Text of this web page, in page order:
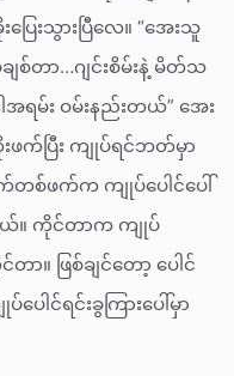
ြေးသွားပြီလေ။ “အေးသူ
တာ…ဂျင်းစိမ်းနဲ့ မိတ်သ
ရမ်း ဝမ်းနည်းတယ်” အေး
က်ပြီး ကျုပ်ရင်ဘတ်မှာ
စ်ဖက်က ကျုပ်ပေါင်ပေါ်
။ ကိုင်တာက ကျုပ်
။ ဖြစ်ချင်တော့ ပေါင်
ါင်ရင်းခွကြားပေါ်မှာ